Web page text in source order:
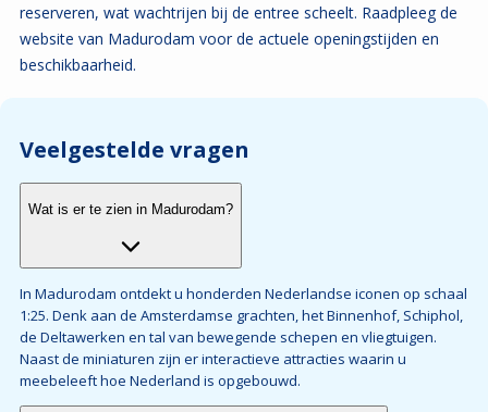
reserveren, wat wachtrijen bij de entree scheelt. Raadpleeg de
website van Madurodam voor de actuele openingstijden en
beschikbaarheid.
Veelgestelde vragen